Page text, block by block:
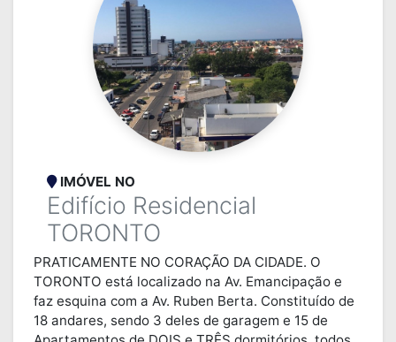
IMÓVEL NO
Edifício Residencial
TORONTO
PRATICAMENTE NO CORAÇÃO DA CIDADE. O
TORONTO está localizado na Av. Emancipação e
faz esquina com a Av. Ruben Berta. Constituído de
18 andares, sendo 3 deles de garagem e 15 de